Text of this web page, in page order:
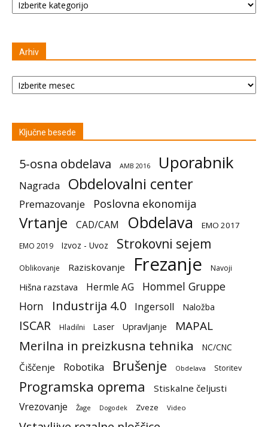
Arhiv
Arhiv
Ključne besede
5-osna obdelava AMB 2016 Uporabnik
Nagrada Obdelovalni center
Premazovanje Poslovna ekonomija
Vrtanje CAD/CAM Obdelava EMO 2017
EMO 2019 Izvoz - Uvoz Strokovni sejem
Oblikovanje Raziskovanje Frezanje Navoji
Hišna razstava Hermle AG
Hommel Gruppe
Horn
Industrija 4.0 Ingersoll Naložba
ISCAR Hladilni Laser Upravljanje MAPAL
Merilna in preizkusna tehnika NC/CNC
Čiščenje Robotika Brušenje Obdelava Storitev
Programska oprema Stiskalne čeljusti
Vrezovanje Žage Dogodek Zveze Video